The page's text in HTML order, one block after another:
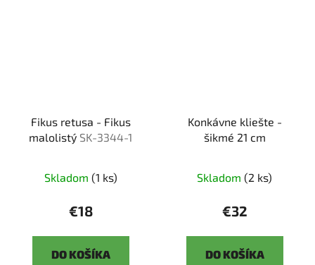
Fikus retusa - Fikus
malolistý SK-3344-1
Skladom (1 ks)
€18
DO KOŠÍKA
Konkávne kliešte -
šikmé 21 cm
Skladom (2 ks)
€32
DO KOŠÍKA